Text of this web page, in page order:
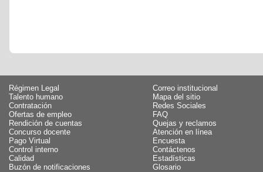
Régimen Legal
Talento humano
Contratación
Ofertas de empleo
Rendición de cuentas
Concurso docente
Pago Virtual
Control interno
Calidad
Buzón de notificaciones
Correo institucional
Mapa del sitio
Redes Sociales
FAQ
Quejas y reclamos
Atención en línea
Encuesta
Contáctenos
Estadísticas
Glosario